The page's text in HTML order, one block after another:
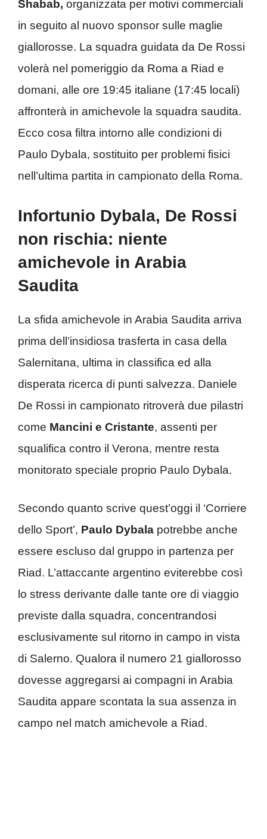
Shabab, organizzata per motivi commerciali
in seguito al nuovo sponsor sulle maglie
giallorosse. La squadra guidata da De Rossi
volerà nel pomeriggio da Roma a Riad e
domani, alle ore 19:45 italiane (17:45 locali)
affronterà in amichevole la squadra saudita.
Ecco cosa filtra intorno alle condizioni di
Paulo Dybala, sostituito per problemi fisici
nell’ultima partita in campionato della Roma.
Infortunio Dybala, De Rossi
non rischia: niente
amichevole in Arabia
Saudita
La sfida amichevole in Arabia Saudita arriva
prima dell’insidiosa trasferta in casa della
Salernitana, ultima in classifica ed alla
disperata ricerca di punti salvezza. Daniele
De Rossi in campionato ritroverà due pilastri
come Mancini e Cristante, assenti per
squalifica contro il Verona, mentre resta
monitorato speciale proprio Paulo Dybala.
Secondo quanto scrive quest’oggi il ‘Corriere
dello Sport’, Paulo Dybala potrebbe anche
essere escluso dal gruppo in partenza per
Riad. L’attaccante argentino eviterebbe così
lo stress derivante dalle tante ore di viaggio
previste dalla squadra, concentrandosi
esclusivamente sul ritorno in campo in vista
di Salerno. Qualora il numero 21 giallorosso
dovesse aggregarsi ai compagni in Arabia
Saudita appare scontata la sua assenza in
campo nel match amichevole a Riad.